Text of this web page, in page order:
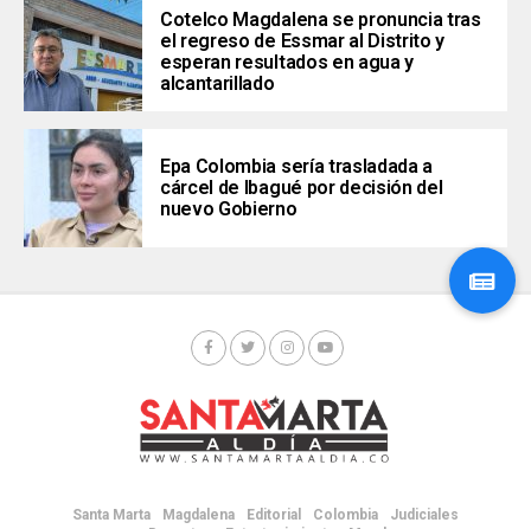
Cotelco Magdalena se pronuncia tras
el regreso de Essmar al Distrito y
esperan resultados en agua y
alcantarillado
Epa Colombia sería trasladada a
cárcel de Ibagué por decisión del
nuevo Gobierno
Santa Marta Magdalena Editorial Colombia
Judiciales